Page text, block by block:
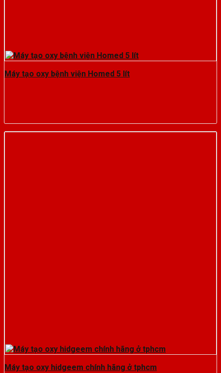
Máy tạo oxy bệnh viện Homed 5 lít
Máy tạo oxy hidgeem chính hãng ở tphcm